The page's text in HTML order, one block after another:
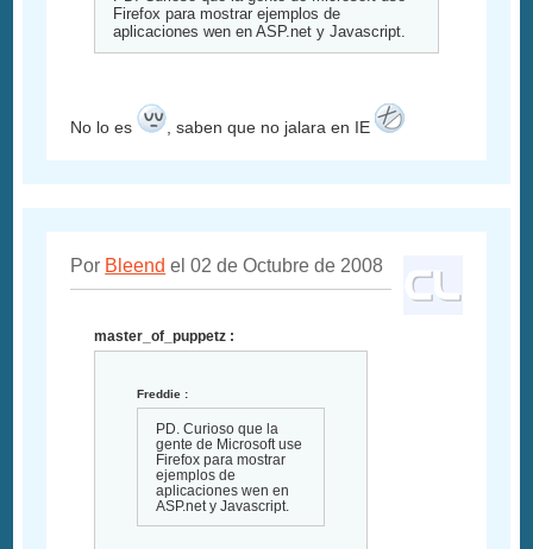
Firefox para mostrar ejemplos de
aplicaciones wen en ASP.net y Javascript.
No lo es , saben que no jalara en IE
Por Bleend el 02 de Octubre de 2008
master_of_puppetz :
Freddie :
PD. Curioso que la
gente de Microsoft use
Firefox para mostrar
ejemplos de
aplicaciones wen en
ASP.net y Javascript.